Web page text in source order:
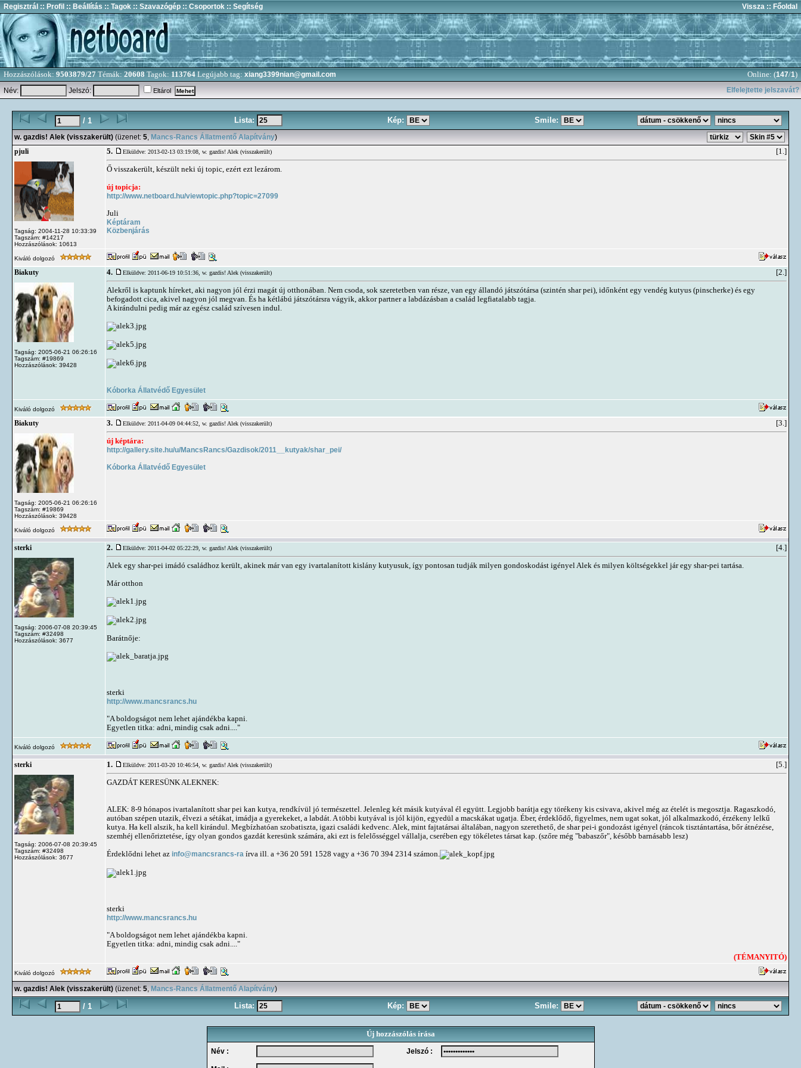
Regisztrál :: Profil :: Beállítás :: Tagok :: Szavazógép :: Csoportok :: Segítség Vissza :: Főoldal
Hozzászólások: 9503879/27 Témák: 20608 Tagok: 113764 Legújabb tag: xiang3399nian@gmail.com Online: (147/1)
Név: Jelszó: Eltárol Elfelejtette jelszavát?
/ 1 Lista: Kép: Smile:
w. gazdis! Alek (visszakerült) (üzenet: 5, Mancs-Rancs Állatmentő Alapítvány)
pjuli
Tagság: 2004-11-28 10:33:39
Tagszám: #14217
Hozzászólások: 10613
5. Elküldve: 2013-02-13 03:19:08, w. gazdis! Alek (visszakerült) [1.]
Ő visszakerült, készült neki új topic, ezért ezt lezárom.
új topicja:
http://www.netboard.hu/viewtopic.php?topic=27099
Juli
Képtáram
Közbenjárás
Kiváló dolgozó
Biakuty
Tagság: 2005-06-21 06:26:16
Tagszám: #19869
Hozzászólások: 39428
4. Elküldve: 2011-06-19 10:51:36, w. gazdis! Alek (visszakerült) [2.]
Alekről is kaptunk híreket, aki nagyon jól érzi magát új otthonában. Nem csoda, sok szeretetben van része, van egy állandó játszótársa (szintén shar pei), időnként egy vendég kutyus (pinscherke) és egy
befogadott cica, akivel nagyon jól megvan. És ha kétlábú játszótársra vágyik, akkor partner a labdázásban a család legfiatalabb tagja.
A kirándulni pedig már az egész család szívesen indul.
Kóborka Állatvédő Egyesület
Kiváló dolgozó
Biakuty
Tagság: 2005-06-21 06:26:16
Tagszám: #19869
Hozzászólások: 39428
3. Elküldve: 2011-04-09 04:44:52, w. gazdis! Alek (visszakerült) [3.]
új képtára:
http://gallery.site.hu/u/MancsRancs/Gazdisok/2011__kutyak/shar_pei/
Kóborka Állatvédő Egyesület
Kiváló dolgozó
sterki
Tagság: 2006-07-08 20:39:45
Tagszám: #32498
Hozzászólások: 3677
2. Elküldve: 2011-04-02 05:22:29, w. gazdis! Alek (visszakerült) [4.]
Alek egy shar-pei imádó családhoz került, akinek már van egy ivartalanított kislány kutyusuk, így pontosan tudják milyen gondoskodást igényel Alek és milyen költségekkel jár egy shar-pei tartása.
Már otthon
Barátnője:
sterki
http://www.mancsrancs.hu
"A boldogságot nem lehet ajándékba kapni.
Egyetlen titka: adni, mindig csak adni...."
Kiváló dolgozó
sterki
Tagság: 2006-07-08 20:39:45
Tagszám: #32498
Hozzászólások: 3677
1. Elküldve: 2011-03-20 10:46:54, w. gazdis! Alek (visszakerült) [5.]
GAZDÁT KERESÜNK ALEKNEK:
ALEK: 8-9 hónapos ivartalanított shar pei kan kutya, rendkívül jó természettel. Jelenleg két másik kutyával él együtt. Legjobb barátja egy törékeny kis csivava, akivel még az ételét is megosztja. Ragaszkodó,
autóban szépen utazik, élvezi a sétákat, imádja a gyerekeket, a labdát. A többi kutyával is jól kijön, egyedül a macskákat ugatja. Éber, érdeklődő, figyelmes, nem ugat sokat, jól alkalmazkodó, érzékeny lelkű
kutya. Ha kell alszik, ha kell kirándul. Megbízhatóan szobatiszta, igazi családi kedvenc. Alek, mint fajtatársai általában, nagyon szerethető, de shar pei-i gondozást igényel (ráncok tisztántartása, bőr átnézése,
szemhéj ellenőriztetése, így olyan gondos gazdát keresünk számára, aki ezt is felelősséggel vállalja, cserében egy tökéletes társat kap. (szőre még "babaszőr", később barnásabb lesz)
Érdeklődni lehet az info@mancsrancs-ra írva ill. a +36 20 591 1528 vagy a +36 70 394 2314 számon.
sterki
http://www.mancsrancs.hu
"A boldogságot nem lehet ajándékba kapni.
Egyetlen titka: adni, mindig csak adni...."
(TÉMANYITÓ)
Kiváló dolgozó
w. gazdis! Alek (visszakerült) (üzenet: 5, Mancs-Rancs Állatmentő Alapítvány)
/ 1 Lista: Kép: Smile:
Új hozzászólás írása
Név : Jelszó :